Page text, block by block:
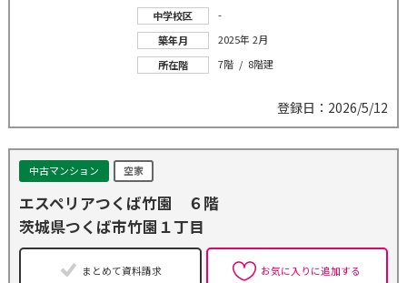
中学校区
-
築年月
2025年 2月
所在階
7階 / 8階建
登録日：2026/5/12
中古マンション 空家
エスペリアつくば竹園 ６階
茨城県つくば市竹園１丁目
まとめて資料請求 お気に入りに追加する